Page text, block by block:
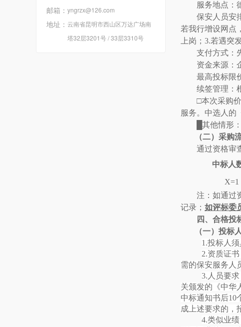
邮箱： yngrzx@126.com
地址： 云南省昆明市西山区万达广场南
塔32层3201号 / 33层3310号
服务地点：
保安人员安
若我行增设网点
上岗；3.若遇突
支付方式：
资金来源：
最高投标限
续签管理：
□本次采购
服务。中选人的
█其他情形
（二） 采购
通过资格审
中标人
X=1
注：如通过
记录； 如评标委
四、 合格投
（一） 投标
1.投标人
2.资质证
需的保安服务人
3.人员要
关颁发的《中华
中标通知书后10
成上述要求的，
4.类似业